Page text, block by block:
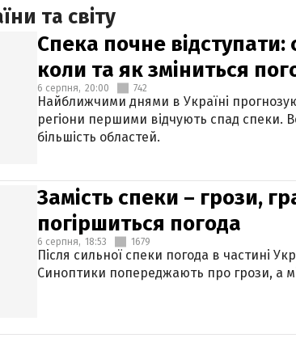
та світу
Спека почне
коли та як зміниться
6 серпня, 20:00 742
Найближчими днями в Україні
регіони першими відчують спад спеки.
більшість областей.
Замість спеки – грози,
погіршиться погода
6 серпня, 18:53 1679
Після сильної спеки погода в частині
Синоптики попереджають про грози, а